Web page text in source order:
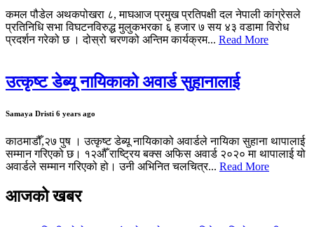
कमल पौडेल अथकपोखरा ८, माघआज प्रमुख प्रतिपक्षी दल नेपाली कांग्रेसले
प्रतिनिधि सभा विघटनविरुद्ध मुलुकभरका ६ हजार ७ सय ४३ वडामा विरोध
प्रदर्शन गरेको छ । दोस्रो चरणको अन्तिम कार्यक्रम... Read More
उत्कृष्ट डेब्यू नायिकाको अवार्ड सुहानालाई
Samaya Dristi 6 years ago
काठमाडौँ,२७ पुष । उत्कृष्ट डेब्यू नायिकाको अवार्डले नायिका सुहाना थापालाई
सम्मान गरिएको छ। १२औँ राष्ट्रिय बक्स अफिस अवार्ड २०२० मा थापालाई यो
अवार्डले सम्मान गरिएको हो। उनी अभिनित चलचित्र... Read More
आजको खबर